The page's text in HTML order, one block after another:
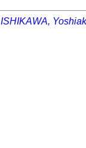
ISHIKAWA,